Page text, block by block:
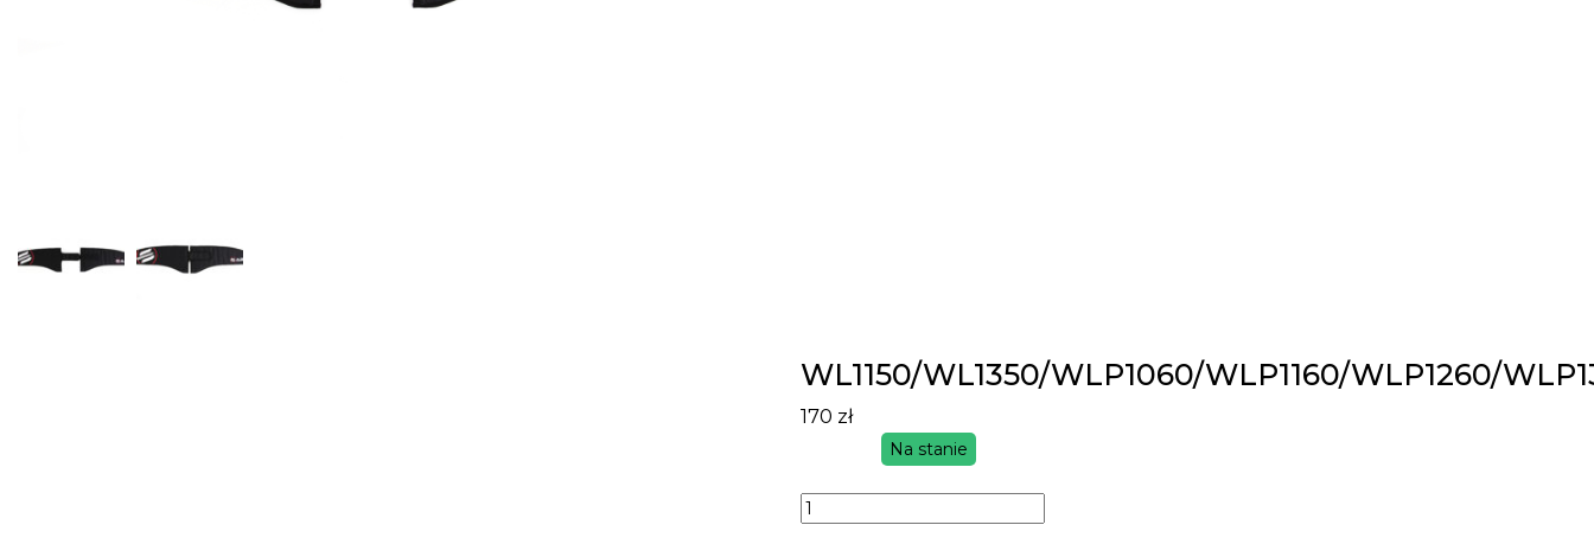
WL1150/WL1350/WLP1060/WLP1160/WLP1260/
170 zł
Na stanie
Sabfoil